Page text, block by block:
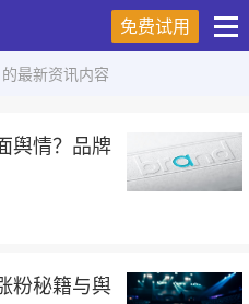
免费试用
最新资讯内容
舆情？品牌
粉秘籍与舆